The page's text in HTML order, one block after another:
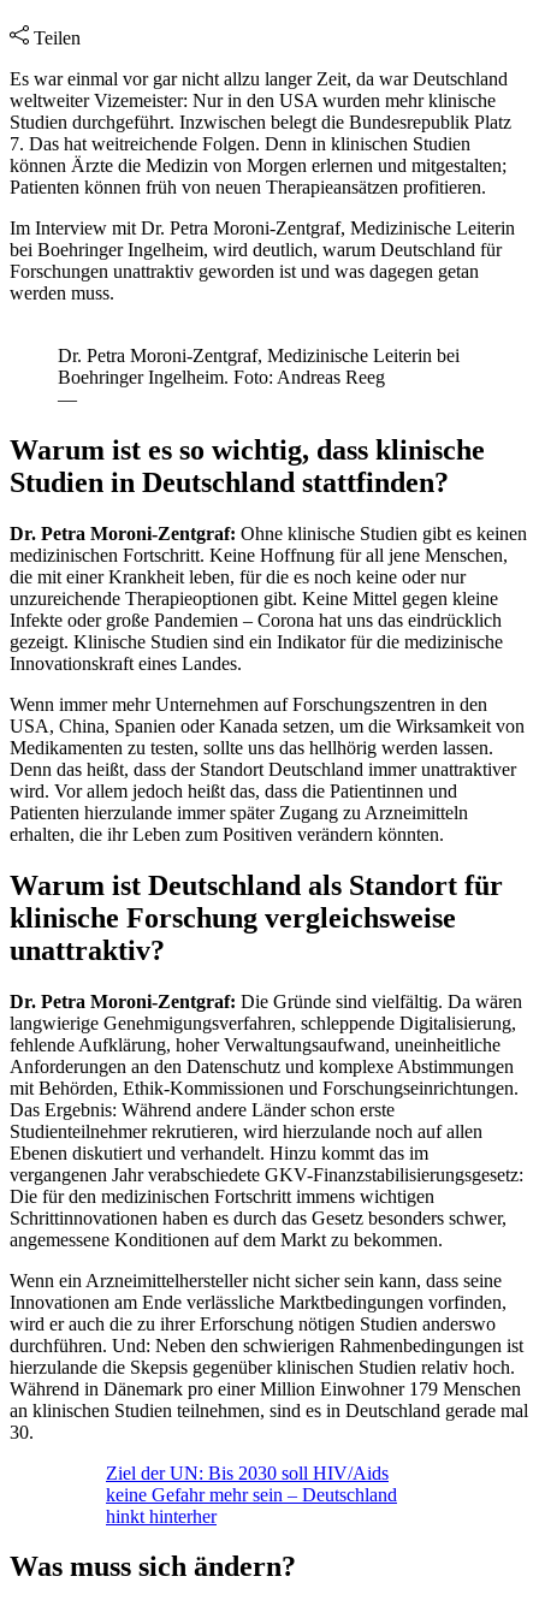
Teilen
Es war einmal vor gar nicht allzu langer Zeit, da war Deutschland
weltweiter Vizemeister: Nur in den USA wurden mehr klinische
Studien durchgeführt. Inzwischen belegt die Bundesrepublik Platz
7. Das hat weitreichende Folgen. Denn in klinischen Studien
können Ärzte die Medizin von Morgen erlernen und mitgestalten;
Patienten können früh von neuen Therapieansätzen profitieren.
Im Interview mit Dr. Petra Moroni-Zentgraf, Medizinische Leiterin
bei Boehringer Ingelheim, wird deutlich, warum Deutschland für
Forschungen unattraktiv geworden ist und was dagegen getan
werden muss.
Dr. Petra Moroni-Zentgraf, Medizinische Leiterin bei
Boehringer Ingelheim. Foto: Andreas Reeg
—
Warum ist es so wichtig, dass klinische
Studien in Deutschland stattfinden?
Dr. Petra Moroni-Zentgraf: Ohne klinische Studien gibt es keinen
medizinischen Fortschritt. Keine Hoffnung für all jene Menschen,
die mit einer Krankheit leben, für die es noch keine oder nur
unzureichende Therapieoptionen gibt. Keine Mittel gegen kleine
Infekte oder große Pandemien – Corona hat uns das eindrücklich
gezeigt. Klinische Studien sind ein Indikator für die medizinische
Innovationskraft eines Landes.
Wenn immer mehr Unternehmen auf Forschungszentren in den
USA, China, Spanien oder Kanada setzen, um die Wirksamkeit von
Medikamenten zu testen, sollte uns das hellhörig werden lassen.
Denn das heißt, dass der Standort Deutschland immer unattraktiver
wird. Vor allem jedoch heißt das, dass die Patientinnen und
Patienten hierzulande immer später Zugang zu Arzneimitteln
erhalten, die ihr Leben zum Positiven verändern könnten.
Warum ist Deutschland als Standort für
klinische Forschung vergleichsweise
unattraktiv?
Dr. Petra Moroni-Zentgraf: Die Gründe sind vielfältig. Da wären
langwierige Genehmigungsverfahren, schleppende Digitalisierung,
fehlende Aufklärung, hoher Verwaltungsaufwand, uneinheitliche
Anforderungen an den Datenschutz und komplexe Abstimmungen
mit Behörden, Ethik-Kommissionen und Forschungseinrichtungen.
Das Ergebnis: Während andere Länder schon erste
Studienteilnehmer rekrutieren, wird hierzulande noch auf allen
Ebenen diskutiert und verhandelt. Hinzu kommt das im
vergangenen Jahr verabschiedete GKV-Finanzstabilisierungsgesetz:
Die für den medizinischen Fortschritt immens wichtigen
Schrittinnovationen haben es durch das Gesetz besonders schwer,
angemessene Konditionen auf dem Markt zu bekommen.
Wenn ein Arzneimittelhersteller nicht sicher sein kann, dass seine
Innovationen am Ende verlässliche Marktbedingungen vorfinden,
wird er auch die zu ihrer Erforschung nötigen Studien anderswo
durchführen. Und: Neben den schwierigen Rahmenbedingungen ist
hierzulande die Skepsis gegenüber klinischen Studien relativ hoch.
Während in Dänemark pro einer Million Einwohner 179 Menschen
an klinischen Studien teilnehmen, sind es in Deutschland gerade mal
30.
Ziel der UN: Bis 2030 soll HIV/Aids
keine Gefahr mehr sein – Deutschland
hinkt hinterher
Was muss sich ändern?